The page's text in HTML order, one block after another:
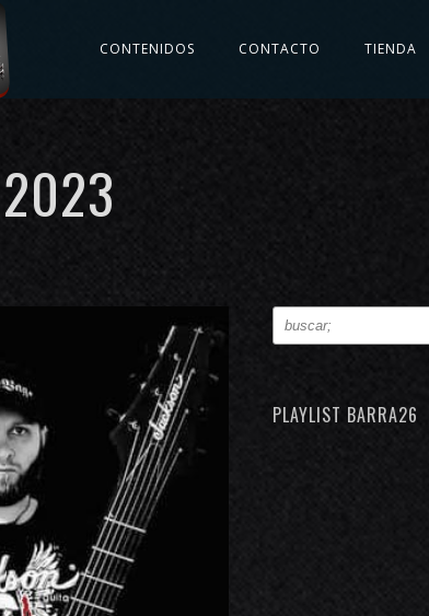
CONTENIDOS CONTACTO TIENDA
PLAYLIST BARRA26